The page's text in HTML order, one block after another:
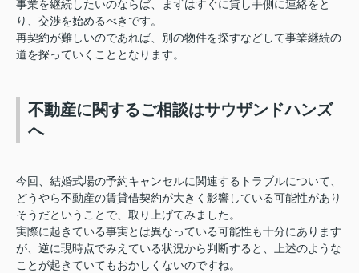
事業を継続したいのならば、まずはすぐに貸し手側に連絡をと
り、交渉を始めるべきです。
再契約が難しいのであれば、別の物件を探すなどして事業継続の
道を探っていくこととなります。
不動産に関するご相談はサウザンドハンズ
へ
今回、結婚式場の予約キャンセルに関連するトラブルについて、
どうやら不動産の賃貸借契約が大きく影響している可能性があり
そうだということで、取り上げてみました。
実際に起きている事実とは異なっている可能性も十分にあります
が、逆に現時点でみえている状況から判断すると、上述のような
ことが起きていてもおかしくないのですね。